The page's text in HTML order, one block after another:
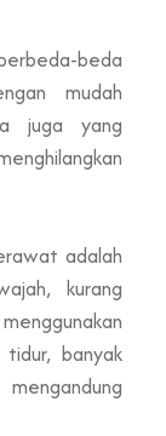
beda
mudah
juga yang
adalah
kurang
banyak